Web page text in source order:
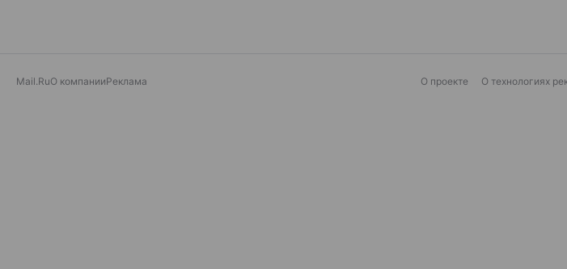
Mail.RuО компанииРеклама О проекте О технологиях